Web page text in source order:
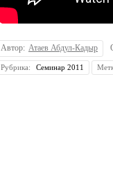
Автор: Атаев Абдул-Кадыр
Рубрика: Семинар 2011